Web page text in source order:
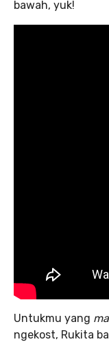
bawah, yuk!
Untukmu yang
ngekost, Rukita